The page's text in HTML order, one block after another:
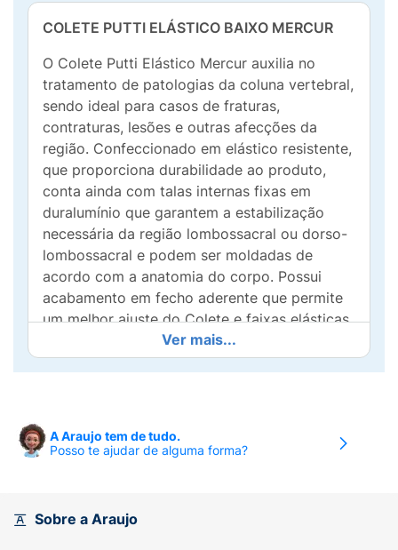
COLETE PUTTI ELÁSTICO BAIXO MERCUR
O Colete Putti Elástico Mercur auxilia no
tratamento de patologias da coluna vertebral,
sendo ideal para casos de fraturas,
contraturas, lesões e outras afecções da
região. Confeccionado em elástico resistente,
que proporciona durabilidade ao produto,
conta ainda com talas internas fixas em
duralumínio que garantem a estabilização
necessária da região lombossacral ou dorso-
lombossacral e podem ser moldadas de
acordo com a anatomia do corpo. Possui
acabamento em fecho aderente que permite
um melhor ajuste do Colete e faixas elásticas,
que sobrepostas aumentam a estabilização.
Diferenciais:- Confeccionado em elástico de
devem ser moldadas ao corpo por um
profissional da saúde e dão a estabilização
melhor ajuste ao corpo.- As faixas elásticas
sobrepostas aumentam a estabilização.
Ver mais...
A Araujo tem de tudo.
Posso te ajudar de alguma forma?
Sobre a Araujo